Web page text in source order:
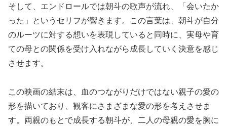
そして、エンドロールでは朝斗の歌声が流れ、「会いたか
った」というセリフが響きます。この言葉は、朝斗が自分
のルーツに対する想いを表現していると同時に、実母や育
ての母との関係を受け入れながら成長していく決意を感じ
させます。
この映画の結末は、血のつながりだけではない親子の愛の
形を描いており、観客にさまざまな愛の形を考えさせま
す。両親のもとで成長する朝斗が、二人の母親の愛を胸に